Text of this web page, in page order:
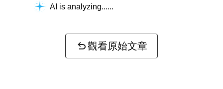
AI is analyzing...
觀看原始文章